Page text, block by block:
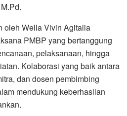
oleh Wella Vivin Agitalia
PMBP yang bertanggung
pelaksanaan, hingga
Kolaborasi yang baik antara
dan dosen pembimbing
mendukung keberhasilan